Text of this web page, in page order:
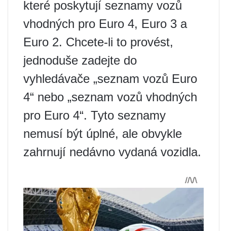
které poskytují seznamy vozů
vhodných pro Euro 4, Euro 3 a
Euro 2. Chcete-li to provést,
jednoduše zadejte do
vyhledávače „seznam vozů Euro
4“ nebo „seznam vozů vhodných
pro Euro 4“. Tyto seznamy
nemusí být úplné, ale obvykle
zahrnují nedávno vydaná vozidla.